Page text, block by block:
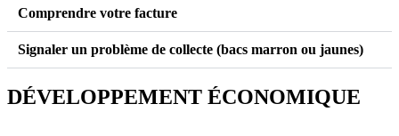
Comprendre votre facture
Signaler un problème de collecte (bacs marron ou jaunes)
DÉVELOPPEMENT ÉCONOMIQUE